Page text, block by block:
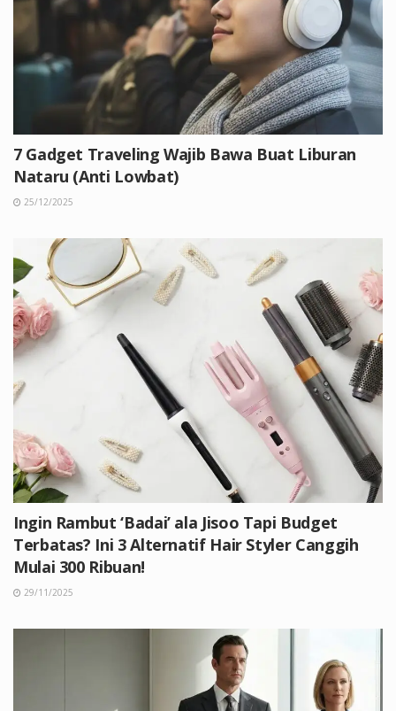
7 Gadget Traveling Wajib Bawa Buat Liburan
Nataru (Anti Lowbat)
25/12/2025
Ingin Rambut ‘Badai’ ala Jisoo Tapi Budget
Terbatas? Ini 3 Alternatif Hair Styler Canggih
Mulai 300 Ribuan!
29/11/2025